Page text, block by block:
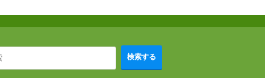
検索する